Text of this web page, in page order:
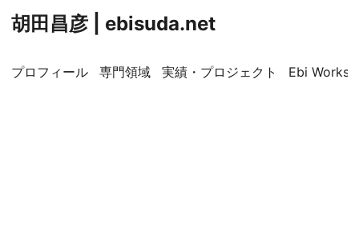
胡田昌彦 | ebisuda.net
プロフィール 専門領域 実績・プロジェクト Ebi